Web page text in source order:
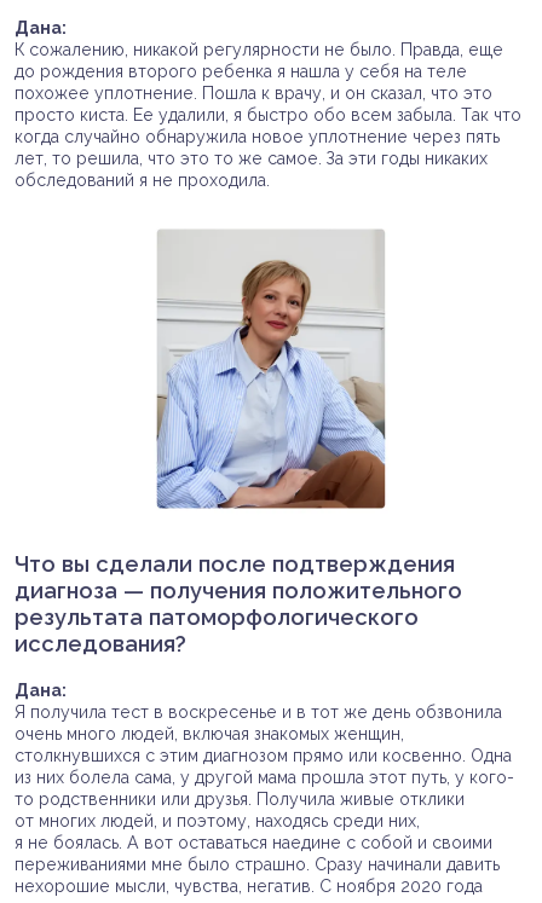
Дана:
К сожалению, никакой регулярности не было. Правда, еще
до рождения второго ребенка я нашла у себя на теле
похожее уплотнение. Пошла к врачу, и он сказал, что это
просто киста. Ее удалили, я быстро обо всем забыла. Так что
когда случайно обнаружила новое уплотнение через пять
лет, то решила, что это то же самое. За эти годы никаких
обследований я не проходила.
Что вы сделали после подтверждения
диагноза — получения положительного
результата патоморфологического
исследования?
Дана:
Я получила тест в воскресенье и в тот же день обзвонила
очень много людей, включая знакомых женщин,
столкнувшихся с этим диагнозом прямо или косвенно. Одна
из них болела сама, у другой мама прошла этот путь, у кого-
то родственники или друзья. Получила живые отклики
от многих людей, и поэтому, находясь среди них,
я не боялась. А вот оставаться наедине с собой и своими
переживаниями мне было страшно. Сразу начинали давить
нехорошие мысли, чувства, негатив. С ноября 2020 года